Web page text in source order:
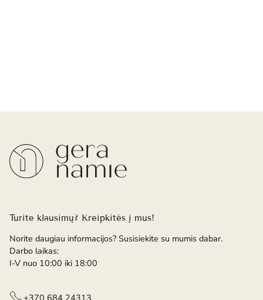
Turite klausimų? Kreipkitės į mus!
Norite daugiau informacijos? Susisiekite su mumis dabar.
Darbo laikas:
I-V nuo 10:00 iki 18:00
+370 684 24313